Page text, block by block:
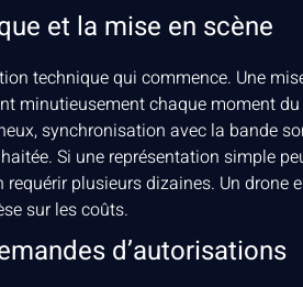
et la mise en scène
technique qui commence. Une
minutieusement chaque moment
synchronisation avec la bande
Si une représentation simple
plusieurs dizaines. Un drone
sur les coûts.
d’autorisations